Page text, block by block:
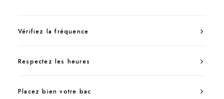
Vérifiez la fréquence
Respectez les heures
Placez bien votre bac